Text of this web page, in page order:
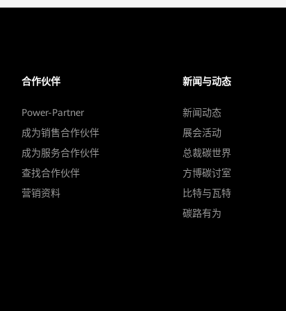
合作伙伴
Power-Partner
成为销售合作伙伴
成为服务合作伙伴
查找合作伙伴
营销资料
新闻与动态
新闻动态
展会活动
总裁碳世界
方博碳讨室
比特与瓦特
碳路有为